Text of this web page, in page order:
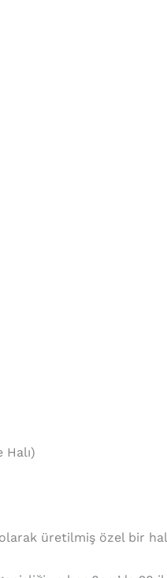
Halı)
üretilmiş özel bir